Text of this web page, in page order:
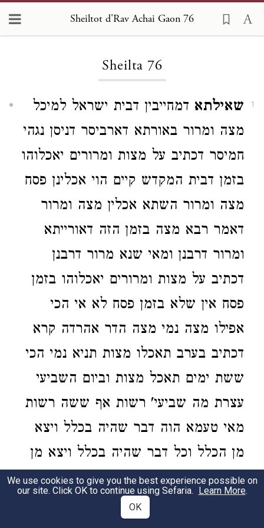
Sheiltot d'Rav Achai Gaon 76
Sheilta 76
1 שאילתא דמחייבין דבית ישראל למיכל
מצה ומרור באורתא דארביסר דניסן נגהי
חמיסר דכתיב על מצות ומרורים יאכלוהו
בזמן דבית המקדש קיים הוי אכלינן פסח
מצה ומרור השתא אכלין מצה ומרור
דאמר רבא מצה בזמן הזה דאורייתא
ומרור דרבנן ומאי שנא מרור דרבנן
דכתיב על מצות ומרורים יאכלוהו בזמן
פסח אין שלא בזמן פסח לא אי הכי
אפילו מצה נמי מצה הדר אהרדה קרא
דכתיב בערב תאכלו מצות תניא נמי הכי
ששת ימים תאכל מצות וביום השביעי
עצרת מה שביעי' רשות אף ששה רשות
מאי טעמא הוה דבר שהיה בכלל ויצא
מן הכלל וכל דבר שהיה בכלל ויצא מן
הכלל לא ללמד על עצמו יצא אלא
ללמד על הכלל כולו יצא יכול אף לילה
We use cookies to give you the best experience possible on
our site. Click OK to continue using Sefaria. Learn More.
OK